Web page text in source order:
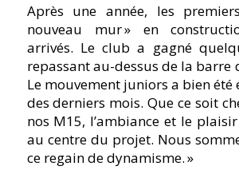
Après une année, les
nouveau mur » en
arrivés. Le club a gagné
repassant au-dessus de la barre
Le mouvement juniors a bien été
des derniers mois. Que ce soit
nos M15, l’ambiance et le
au centre du projet. Nous
ce regain de dynamisme. »